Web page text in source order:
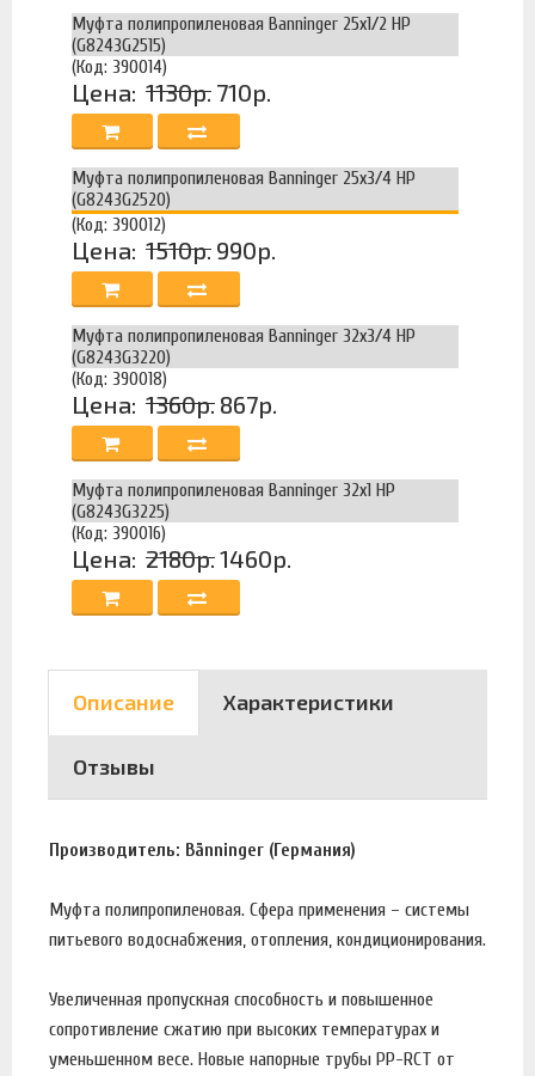
Муфта полипропиленовая Banninger 25х1/2 НР
(G8243G2515)
(Код: 390014)
Цена: 1130р. 710р.
Муфта полипропиленовая Banninger 25х3/4 НР
(G8243G2520)
(Код: 390012)
Цена: 1510р. 990р.
Муфта полипропиленовая Banninger 32х3/4 НР
(G8243G3220)
(Код: 390018)
Цена: 1360р. 867р.
Муфта полипропиленовая Banninger 32х1 НР
(G8243G3225)
(Код: 390016)
Цена: 2180р.1460р.
Описание Характеристики
Отзывы
Производитель: Bänninger (Германия)
Муфта полипропиленовая. Сфера применения – системы
питьевого водоснабжения, отопления, кондиционирования.
Увеличенная пропускная способность и повышенное
сопротивление сжатию при высоких температурах и
уменьшенном весе. Новые напорные трубы PP-RCT от